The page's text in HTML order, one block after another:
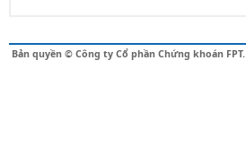
Bản quyền © Công ty Cổ phần Chứng khoán FPT.